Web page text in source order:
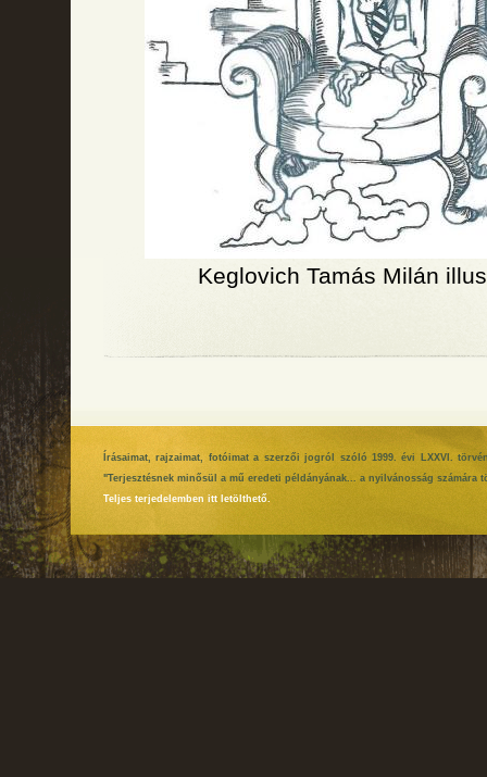
Keglovich Tamás Milán
Írásaimat, rajzaimat, fotóimat a szerzői jogról szóló 1999. évi LXXVI.
"Terjesztésnek minősül a mű eredeti példányának... a nyilvánosság
Teljes terjedelemben itt letölthető.